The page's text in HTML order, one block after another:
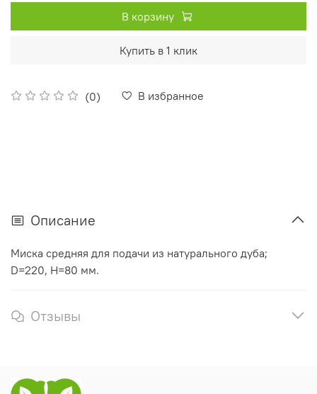
(0) В избранное
В корзину
Купить в 1 клик
Описание
Миска средняя для подачи из натурального дуба;
D=220, H=80 мм.
Отзывы